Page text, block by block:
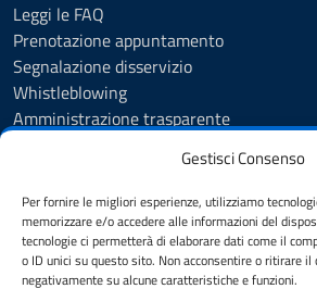
Gestisci Consenso
Per fornire le migliori esperienze, utilizziamo
memorizzare e/o accedere alle informazioni del
tecnologie ci permetterà di elaborare dati come il
o ID unici su questo sito. Non acconsentire o ritirare il
negativamente su alcune caratteristiche e funzioni.
Leggi le FAQ
Prenotazione appuntamento
Segnalazione disservizio
Whistleblowing
Amministrazione trasparente
Albo Pretorio
Cookie Policy
Informativa privacy
Dichiarazione di accessibilità